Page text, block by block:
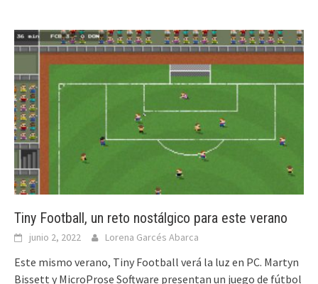
Tiny Football, un reto nostálgico para este verano
junio 2, 2022 Lorena Garcés Abarca
Este mismo verano, Tiny Football verá la luz en PC. Martyn
Bissett y MicroProse Software presentan un juego de fútbol